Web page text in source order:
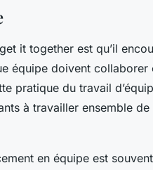
it together est qu’il
équipe doivent
pratique du travail
à travailler ensemble
en équipe est